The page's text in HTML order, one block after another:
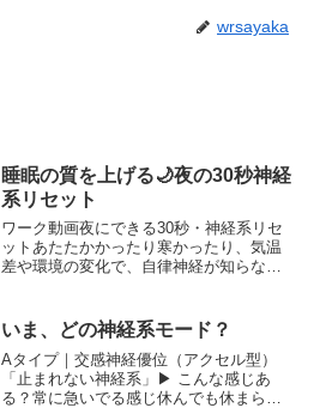
wrsayaka
睡眠の質を上げる🌙夜の30秒神経
系リセット
ワーク動画夜にできる30秒・神経系リセ
ットあたたかかったり寒かったり、気温
差や環境の変化で、自律神経が知らない
す。ベッドに入ってから頭が動き出す眠
いのに眠れない眠っても...
いま、どの神経系モード？
Aタイプ｜交感神経優位（アクセル型）
「止まれない神経系」▶ こんな感じあ
る？常に急いでる感じ休んでも休まらな